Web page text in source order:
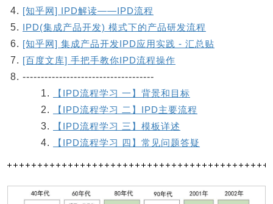
[知乎网] IPD解读——IPD流程
IPD(集成产品开发) 模式下的产品研发流程
[知乎网] 集成产品开发IPD应用实践 - 汇总贴
[百度文库] 手把手教你IPD流程操作
------------------------------------
【IPD流程学习 一】背景和目标
【IPD流程学习 二】IPD主要流程
【IPD流程学习 三】模板详述
【IPD流程学习 四】常见问题答疑